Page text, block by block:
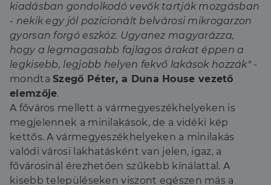
kiadásban gondolkodó vevők tartják mozgásban
- nekik egy jól pozicionált belvárosi mikrogarzon
gyorsan forgó eszköz. Ugyanez magyarázza,
hogy a legmagasabb fajlagos árakat éppen a
legkisebb, legjobb helyen fekvő lakások hozzák" -
mondtaSzegő Péter, a Duna House vezető
elemzője.
A főváros mellett a vármegyeszékhelyeken is
megjelennek a minilakások, de a vidéki kép
kettős. A vármegyeszékhelyeken a minilakás
valódi városi lakhatásként van jelen, igaz, a
fővárosinál érezhetően szűkebb kínálattal. A
kisebb településeken viszont egészen más a